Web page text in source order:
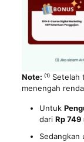
Note: ⁽¹⁾
menengah
Untuk
dari Rp 749
Sedangkan